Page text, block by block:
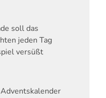
soll das
jeden Tag
versüßt
Adventskalender